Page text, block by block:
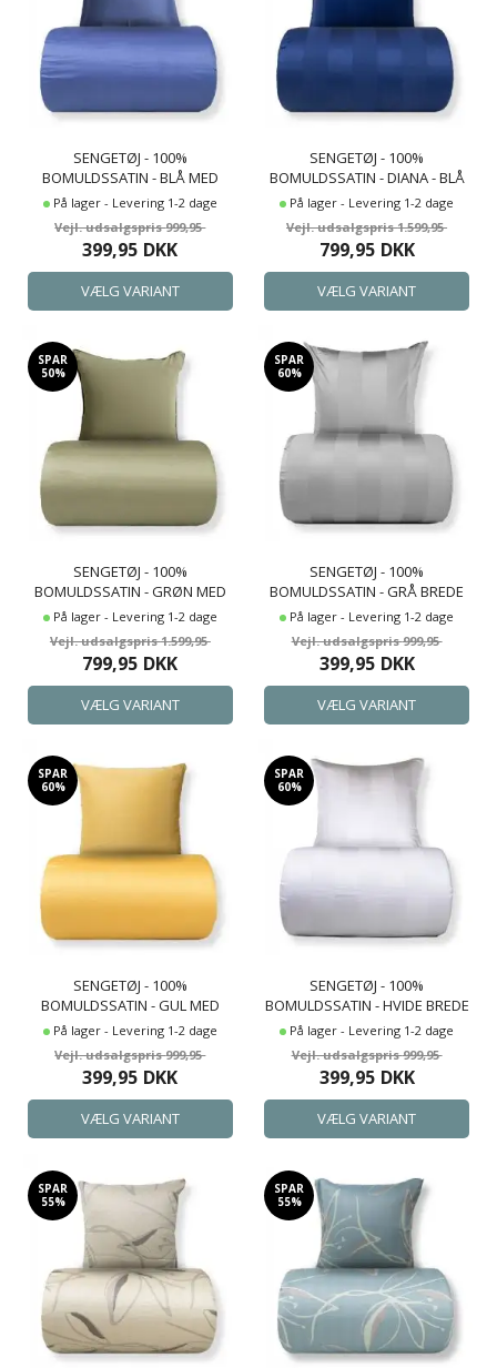
SENGETØJ - 100%
BOMULDSSATIN - BLÅ MED
LYSEBLÅ PIPINGKANT
På lager - Levering 1-2 dage
999,95
399,95 DKK
SENGETØJ - 100%
BOMULDSSATIN - DIANA - BLÅ
JACQUARDVÆVET STRIBER
På lager - Levering 1-2 dage
1.599,95
799,95 DKK
SPAR
50%
SENGETØJ - 100%
BOMULDSSATIN - GRØN MED
MØRKEGRØN PIPINGKANT
På lager - Levering 1-2 dage
1.599,95
799,95 DKK
SPAR
60%
SENGETØJ - 100%
BOMULDSSATIN - GRÅ BREDE
STRIBER
På lager - Levering 1-2 dage
999,95
399,95 DKK
SPAR
60%
SENGETØJ - 100%
BOMULDSSATIN - GUL MED
HVID PIPINGKANT
På lager - Levering 1-2 dage
999,95
399,95 DKK
SPAR
60%
SENGETØJ - 100%
BOMULDSSATIN - HVIDE BREDE
STRIBER
På lager - Levering 1-2 dage
999,95
399,95 DKK
SPAR
55%
SPAR
55%